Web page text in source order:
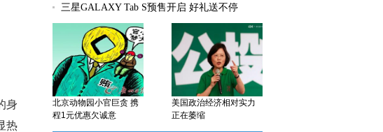
身
热
三星GALAXY Tab S预售开启 好礼送不停
美国政治经济相对实力
正在萎缩
北京动物园小官巨贪 携
程1元优惠欠诚意